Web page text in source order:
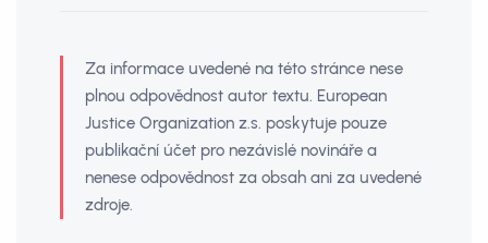
Za informace uvedené na této stránce nese
plnou odpovědnost autor textu. European
Justice Organization z.s. poskytuje pouze
publikační účet pro nezávislé novináře a
nenese odpovědnost za obsah ani za uvedené
zdroje.